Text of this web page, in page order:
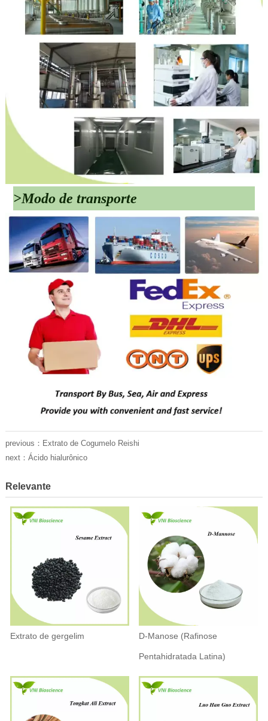
>Modo de transporte
previous： Extrato de Cogumelo Reishi
next： Ácido hialurônico
Relevante
Extrato de gergelim D-Manose (Rafinose
Pentahidratada Latina)